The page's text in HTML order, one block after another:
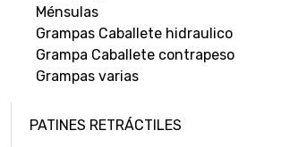
Ménsulas
Grampas Caballete hidraulico
Grampa Caballete contrapeso
Grampas varias
PATINES RETRÁCTILES